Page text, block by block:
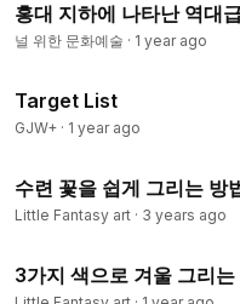
홍대 지하에 나타난 역대
널 위한 문화예술 · 1 year ago
Target List
GJW+ · 1 year ago
수련 꽃을 쉽게 그리는 방
Little Fantasy art · 3 years ago
3가지 색으로 겨울 그리